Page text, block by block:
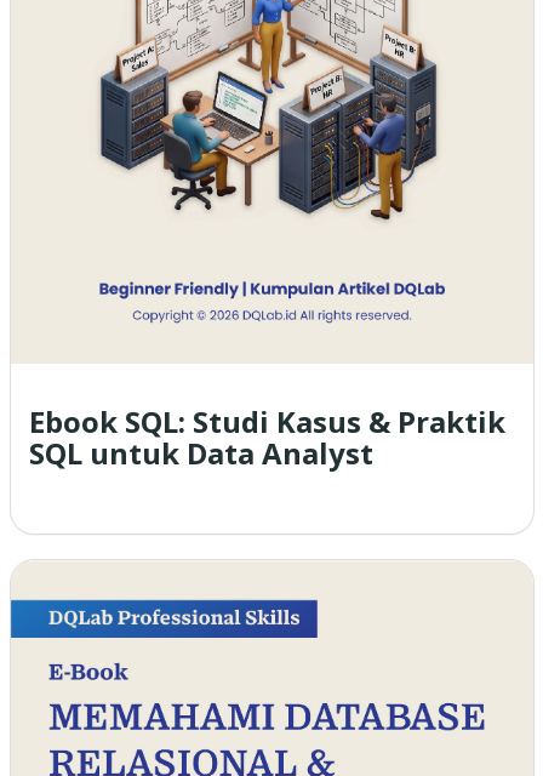
Ebook SQL: Studi Kasus & Praktik
SQL untuk Data Analyst